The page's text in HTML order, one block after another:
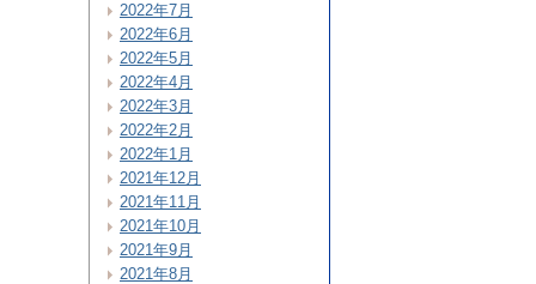
2022年7月
2022年6月
2022年5月
2022年4月
2022年3月
2022年2月
2022年1月
2021年12月
2021年11月
2021年10月
2021年9月
2021年8月